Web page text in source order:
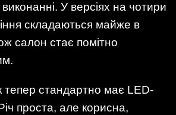
У версіях на чотири
складаються майже в
салон стає помітно
тепер стандартно має LED-
проста, але корисна,